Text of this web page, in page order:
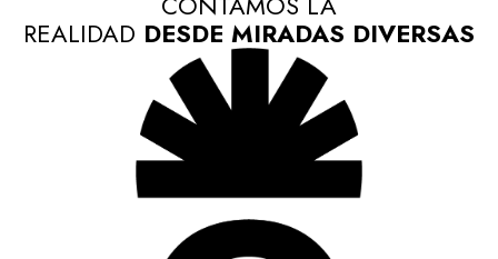
REALIDAD DESDE MIRADAS DIVERSAS